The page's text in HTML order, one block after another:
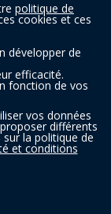
politique de
cookies et ces
développer de
efficacité.
fonction de vos
vos données
différents
la politique de
et conditions
réservés | JDC
(Belgique)